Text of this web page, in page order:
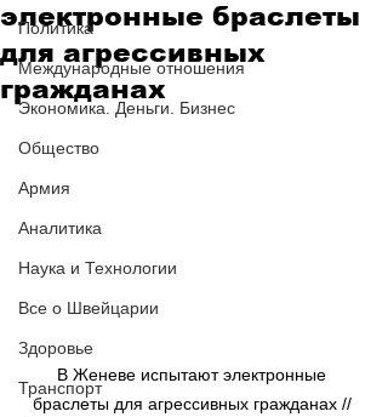
Политика
Международные отношения
Экономика. Деньги. Бизнес
Общество
Армия
Аналитика
Наука и Технологии
Все о Швейцарии
Здоровье
Транспорт
электронные браслеты
для агрессивных
гражданах
В Женеве испытают электронные
браслеты для агрессивных гражданах //